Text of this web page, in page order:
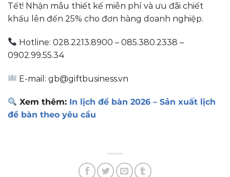
Tết! Nhận mẫu thiết kế miễn phí và ưu đãi chiết
khấu lên đến 25% cho đơn hàng doanh nghiệp.
Hotline: 028.2213.8900 – 085.380.2338 –
0902.99.55.34
E-mail: gb@giftbusiness.vn
Xem thêm: In lịch để bàn 2026 – Sản xuất lịch
để bàn theo yêu cầu